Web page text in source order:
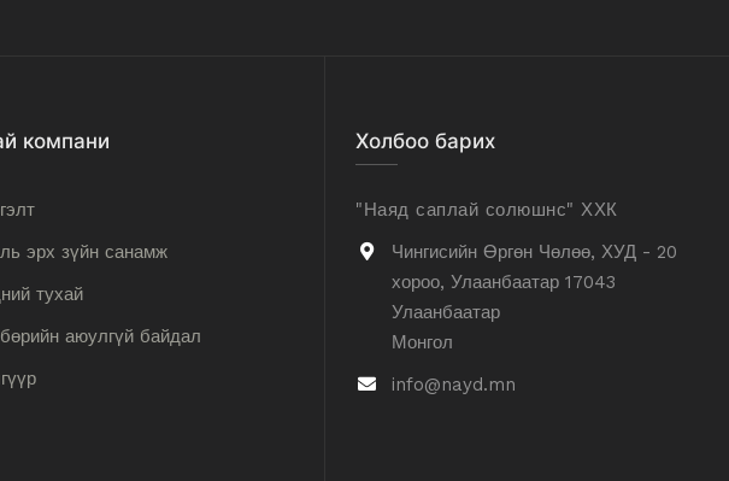
компани
эрх зүйн санамж
тухай
аюулгүй байдал
Холбоо барих
"Наяд саплай солюшнс" ХХК
Чингисийн Өргөн Чөлөө, ХУД - 20
хороо, Улаанбаатар 17043
Улаанбаатар
Монгол
info@nayd.mn